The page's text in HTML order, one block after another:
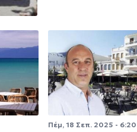
Πέμ, 18 Σεπ. 2025 - 6:20